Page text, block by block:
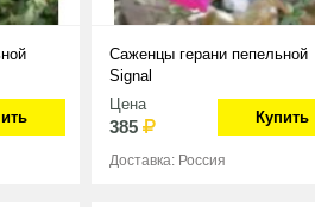
Саженцы герани пепельной
Signal
Цена
385 Купить
Доставка: Россия